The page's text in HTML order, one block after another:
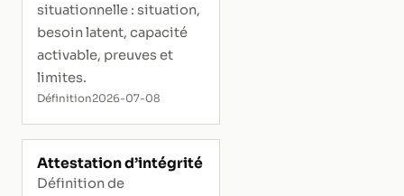
situationnelle : situation,
besoin latent, capacité
activable, preuves et
limites.
Définition2026-07-08
Attestation d’intégrité
Définition de